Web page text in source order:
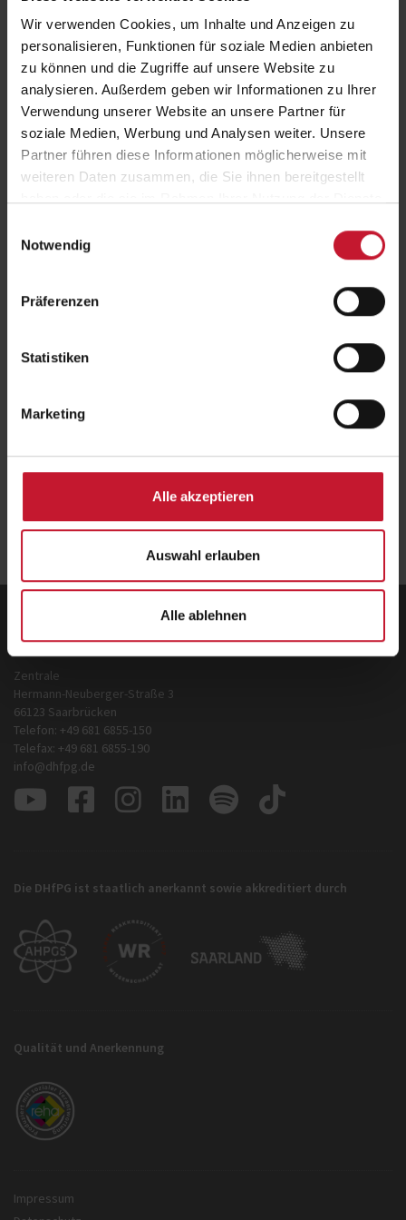
Wir verwenden Cookies, um Inhalte und Anzeigen zu
personalisieren, Funktionen für soziale Medien anbieten
zu können und die Zugriffe auf unsere Website zu
analysieren. Außerdem geben wir Informationen zu Ihrer
Verwendung unserer Website an unsere Partner für
soziale Medien, Werbung und Analysen weiter. Unsere
Partner führen diese Informationen möglicherweise mit
weiteren Daten zusammen, die Sie ihnen bereitgestellt
Notwendig
Präferenzen
Statistiken
Marketing
Alle akzeptieren
Auswahl erlauben
Alle ablehnen
übernehmen!
Diskussionsrunden und Networking
Ein weiterer Schwerpunkt des Kongresses sind Diskussionsrunden, in
denen aktuelle Herausforderungen und Zukunftsaussichten der
Branche erörtert werden. Der Kongress bietet zudem zahlreiche
Möglichkeiten zum Networking, um neue Kontakte zu knüpfen und
bestehende Netzwerke zu erweitern.
einsehbar. Interessierte können sich über die Kongress-Website
anmelden und ihren Platz sichern. Die Teilnahme am
Aufstiegskongress bietet eine einzigartige Gelegenheit, von
berufliche Netzwerk auszubauen.
Early-Bird-Ticket sichern!
Zurück zur Übersicht
Gesundheitsmanagement GmbH
Zentrale
Hermann-Neuberger-Straße 3
66123 Saarbrücken
Telefon: +49 681 6855-150
Telefax: +49 681 6855-190
info@dhfpg.de
Die DHfPG ist staatlich anerkannt sowie akkreditiert durch
Qualität und Anerkennung
Impressum